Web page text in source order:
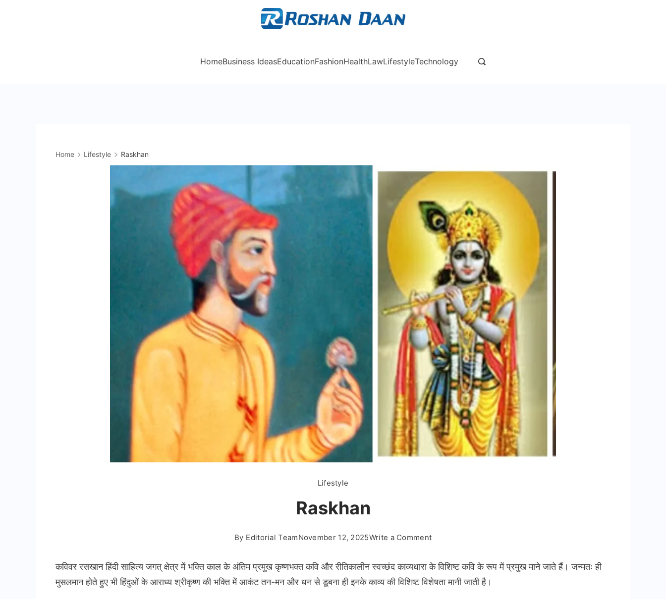
HomeBusiness IdeasEducationFashionHealthLawLifestyleTechnology
Home Lifestyle Raskhan
Lifestyle
Raskhan
By Editorial TeamNovember 12, 2025Write a Commenton
कविवर रसखान हिंदी साहित्य जगत् क्षेत्र में भक्ति काल के अंतिम प्रमुख कृष्णभक्त कवि और रीतिकालीन स्वच्छंद काव्यधारा के विशिष्ट कवि के रूप में प्रमुख माने जाते हैं। जन्मतः ही
मुसलमान होते हुए भी हिंदुओं के आराध्य श्रीकृष्ण की भक्ति में आकंट तन-मन और धन से डूबना ही इनके काव्य की विशिष्ट विशेषता मानी जाती है।